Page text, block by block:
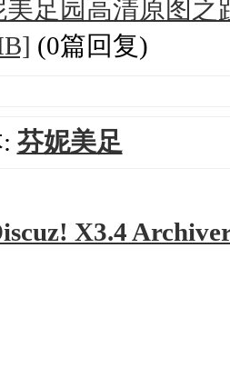
美足园高清原图
(0篇回复)
芬妮美足
X3.4